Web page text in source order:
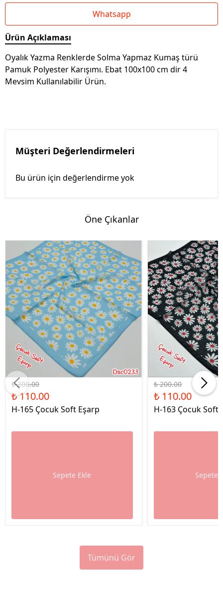
Whatsapp
Ürün Açıklaması
Oyalık Yazma Renklerde Solma Yapmaz Kumaş türü
Pamuk Polyester Karışımı. Ebat 100x100 cm dir 4
Mevsim Kullanılabilir Ürün.
Müşteri Değerlendirmeleri
Bu ürün için değerlendirme yok
Öne Çıkanlar
%45 İndirim
₺ 200.00
₺ 110.00
H-165 Çocuk Soft Eşarp
Sepete Ekle
%45 İndirim
₺ 200.00
₺ 110.00
H-163 Çocuk Soft
Sepete
Tümünü Gör